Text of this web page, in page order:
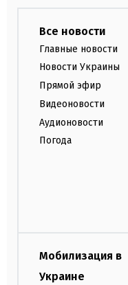
Все новости
Главные новости
Новости Украины
Прямой эфир
Видеоновости
Аудионовости
Погода
Мобилизация в
Украине